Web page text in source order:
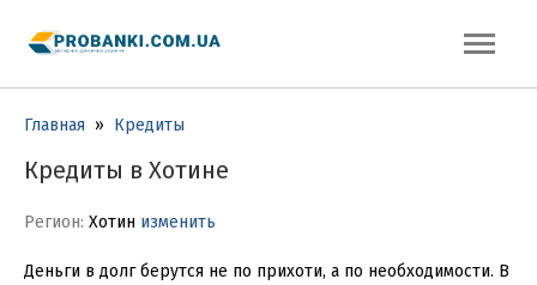
Главная » Кредиты
Кредиты в Хотине
Регион: Хотин изменить
Деньги в долг берутся не по прихоти, а по необходимости. В